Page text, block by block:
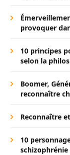
provoquer
10 principes
selon la
Boomer,
reconnaître
Reconnaître
10
schizophrénie